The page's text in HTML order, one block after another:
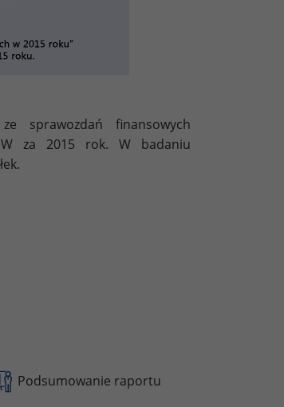
sprawozdań finansowych
za 2015 rok. W badaniu
Podsumowanie raportu